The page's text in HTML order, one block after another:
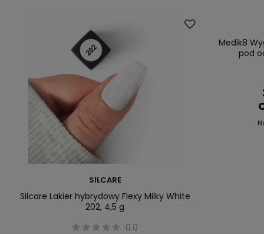
SILCARE
Silcare Lakier hybrydowy Flexy Milky White
202, 4,5 g
0.0
Okazja
Medik8
pod